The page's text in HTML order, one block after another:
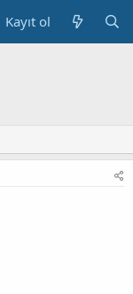
Kayıt ol